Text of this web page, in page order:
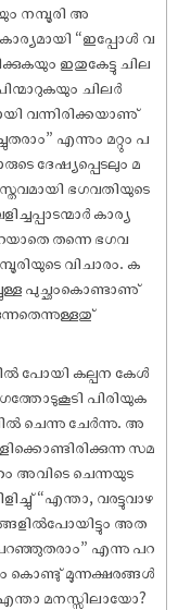
നമ്പൂരി അ
“ഇപ്പോൾ വ
ഇതുകേട്ടു ചില
ചിലർ
വന്നിരിക്കയാണു്
എന്നും മറ്റും പ
ദേ‌ഷ്യപ്പെടലും മ
ഭഗവതിയുടെ
കാര്യ
തന്നെ ഭഗവ
വിചാരം. ക
പുച്ഛംകൊണ്ടാണു്
പോയി കല്പന കേൾ
പിരിയുക
ചെന്നു ചേർന്നു. അ
സമ
അവിടെ ചെന്നയുട
“എന്താ, വരട്ടുവാഴ
അത
എന്നു പറ
കൊണ്ടു് മൂന്നക്ഷരങ്ങൾ
മനസ്സിലായോ?